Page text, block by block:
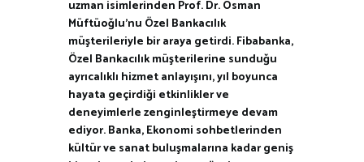
uzman isimlerinden Prof. Dr. Osman
Müftüoğlu’nu Özel Bankacılık
müşterileriyle bir araya getirdi. Fibabanka,
Özel Bankacılık müşterilerine sunduğu
ayrıcalıklı hizmet anlayışını, yıl boyunca
hayata geçirdiği etkinlikler ve
deneyimlerle zenginleştirmeye devam
ediyor. Banka, Ekonomi sohbetlerinden
kültür ve sanat buluşmalarına kadar geniş